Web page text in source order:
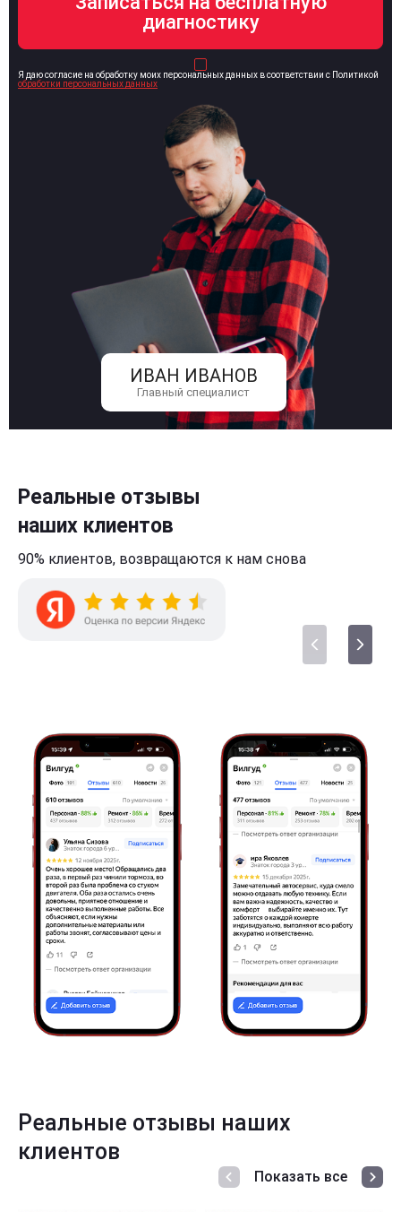
ИВАН ИВАНОВ
Главный специалист
Я даю согласие на обработку моих персональных данных в соответствии с Политикой
обработки персональных данных
Реальные отзывы
наших клиентов
90% клиентов, возвращаются к нам снова
Реальные отзывы наших
клиентов
Показать все